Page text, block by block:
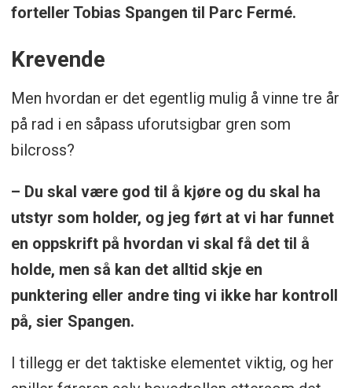
forteller Tobias Spangen til Parc Fermé.
Krevende
Men hvordan er det egentlig mulig å vinne tre år
på rad i en såpass uforutsigbar gren som
bilcross?
– Du skal være god til å kjøre og du skal ha
utstyr som holder, og jeg ført at vi har funnet
en oppskrift på hvordan vi skal få det til å
holde, men så kan det alltid skje en
punktering eller andre ting vi ikke har kontroll
på, sier Spangen.
I tillegg er det taktiske elementet viktig, og her